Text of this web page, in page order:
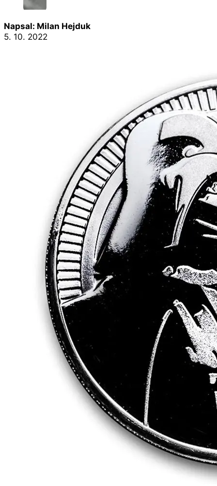
Napsal: Milan Hejduk
5. 10. 2022